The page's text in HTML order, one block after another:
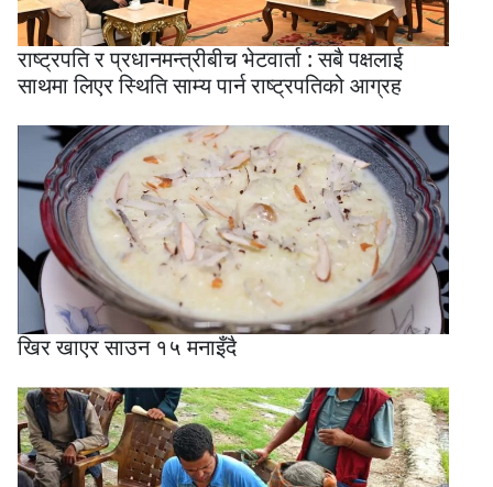
राष्ट्रपति र प्रधानमन्त्रीबीच भेटवार्ता : सबै पक्षलाई
साथमा लिएर स्थिति साम्य पार्न राष्ट्रपतिको आग्रह
खिर खाएर साउन १५ मनाइँदै